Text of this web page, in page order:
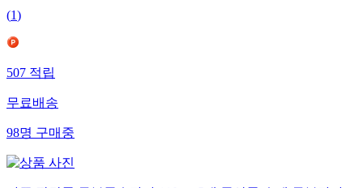
(1)
507 적립
무료배송
98명 구매중